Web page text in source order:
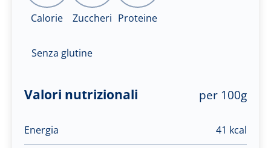
Calorie Zuccheri Proteine
Senza glutine
Valori nutrizionali per 100g
Energia 41 kcal